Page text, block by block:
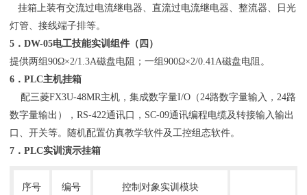
挂箱上装有交流过电流继电器、直流过电流继电器、整流器、日光
灯管、接线端子排等。
5．DW-05电工技能实训组件（四）
提供两组90Ω×2/1.3A磁盘电阻；一组900Ω×2/0.41A磁盘电阻。
6．PLC主机挂箱
配三菱FX3U-48MR主机，集成数字量I/O（24路数字量输入，24路
数字量输出），RS-422通讯口，SC-09通讯编程电缆及转接输入输出
口、开关等。随机配置仿真教学软件及工控组态软件。
7．PLC实训演示挂箱
序号 编号 控制对象实训模块